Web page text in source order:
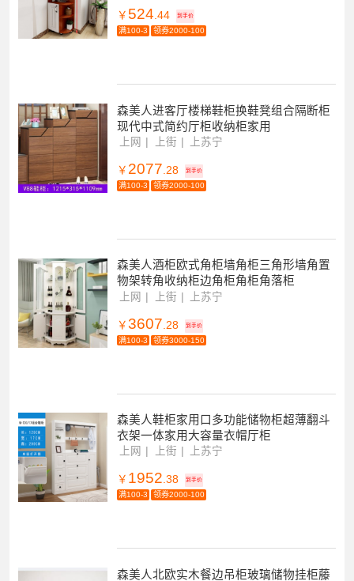
￥ 524.44 到手价
满100-3 领券2000-100
森美人进客厅楼梯鞋柜换鞋凳组合隔断柜
现代中式简约厅柜收纳柜家用
上网 上街 上苏宁
￥ 2077 .28 到手价
满100-3 领券2000-100
森美人酒柜欧式角柜墙角柜三角形墙角置
物架转角收纳柜边角柜角柜角落柜
上网 上街 上苏宁
￥ 3607 .28 到手价
满100-3 领券3000-150
森美人鞋柜家用口多功能储物柜超薄翻斗
衣架一体家用大容量衣帽厅柜
上网 上街 上苏宁
￥ 1952.38 到手价
满100-3 领券2000-100
森美人北欧实木餐边吊柜玻璃储物挂柜藤